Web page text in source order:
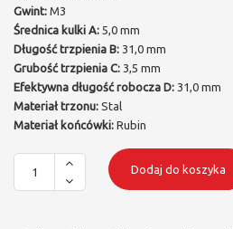
Gwint: M3
Średnica kulki A: 5,0 mm
Długość trzpienia B: 31,0 mm
Grubość trzpienia C: 3,5 mm
Efektywna długość robocza D: 31,0 mm
Materiał trzonu: Stal
Materiał końcówki: Rubin
Dodaj do koszyka